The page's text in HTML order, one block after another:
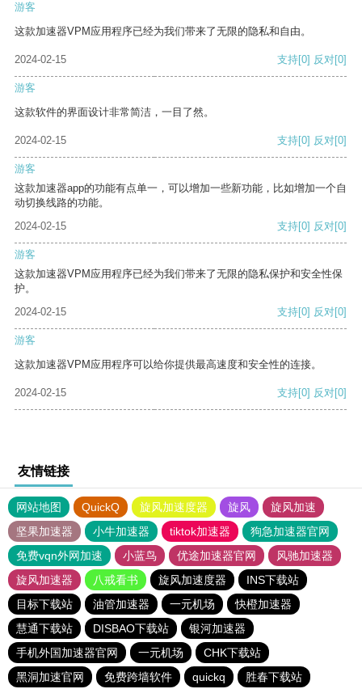
游客
这款加速器VPM应用程序已经为我们带来了无限的隐私和自由。
2024-02-15 支持[0] 反对[0]
游客
这款软件的界面设计非常简洁，一目了然。
2024-02-15 支持[0] 反对[0]
游客
这款加速器app的功能有点单一，可以增加一些新功能，比如增加一个自
动切换线路的功能。
2024-02-15
支持[0] 反对[0]
游客
这款加速器VPM应用程序已经为我们带来了无限的隐私保护和安全性保
护。
2024-02-15
支持[0] 反对[0]
游客
这款加速器VPM应用程序可以给你提供最高速度和安全性的连接。
2024-02-15 支持[0] 反对[0]
友情链接
网站地图 QuickQ 旋风加速度器 旋风
旋风加速
坚果加速器
小牛加速器 tiktok加速器
狗急加速器官网
免费vqn外网加速
小蓝鸟 优途加速器官网
风驰加速器
旋风加速器
八戒看书 旋风加速度器
INS下载站
目标下载站
油管加速器 一元机场
快橙加速器
慧通下载站
DISBAO下载站
银河加速器
手机外国加速器官网
一元机场
CHK下载站
黑洞加速官网
免费跨墙软件 quickq 胜春下载站